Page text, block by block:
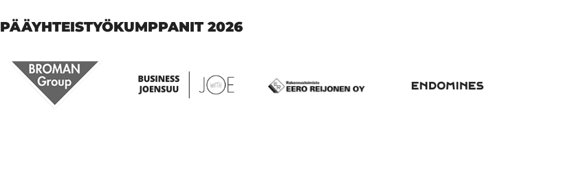
PÄÄYHTEISTYÖKUMPPANIT 2026